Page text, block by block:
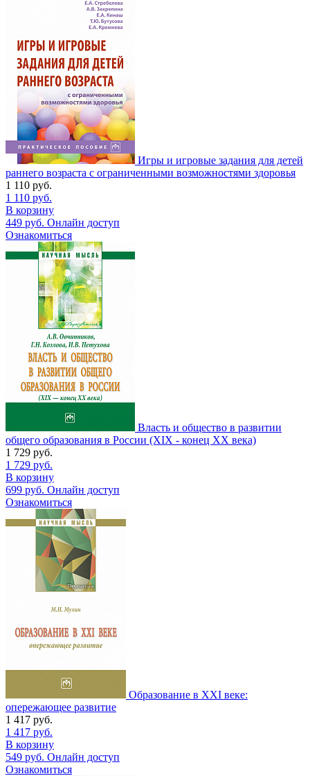
Игры и игровые задания для детей
раннего возраста с ограниченными возможностями здоровья
1 110 руб.
1 110 руб.
В корзину
449 руб. Онлайн доступ
Ознакомиться
Власть и общество в развитии
общего образования в России (XIX - конец XX века)
1 729 руб.
1 729 руб.
В корзину
699 руб. Онлайн доступ
Ознакомиться
Образование в ХХI веке:
опережающее развитие
1 417 руб.
1 417 руб.
В корзину
549 руб. Онлайн доступ
Ознакомиться